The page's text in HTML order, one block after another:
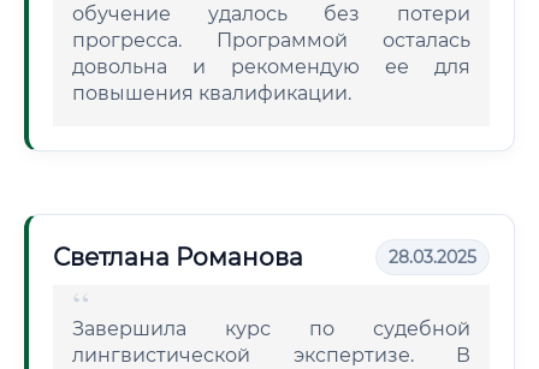
обучение удалось без потери
прогресса. Программой осталась
довольна и рекомендую ее для
повышения квалификации.
Светлана Романова 28.03.2025
Завершила курс по судебной
лингвистической экспертизе. В